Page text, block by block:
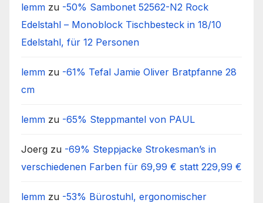
lemm zu -50% Sambonet 52562-N2 Rock
Edelstahl – Monoblock Tischbesteck in 18/10
Edelstahl, für 12 Personen
lemm zu -61% Tefal Jamie Oliver Bratpfanne 28
cm
lemm zu -65% Steppmantel von PAUL
Joerg zu -69% Steppjacke Strokesman’s in
verschiedenen Farben für 69,99 € statt 229,99 €
lemm zu -53% Bürostuhl, ergonomischer